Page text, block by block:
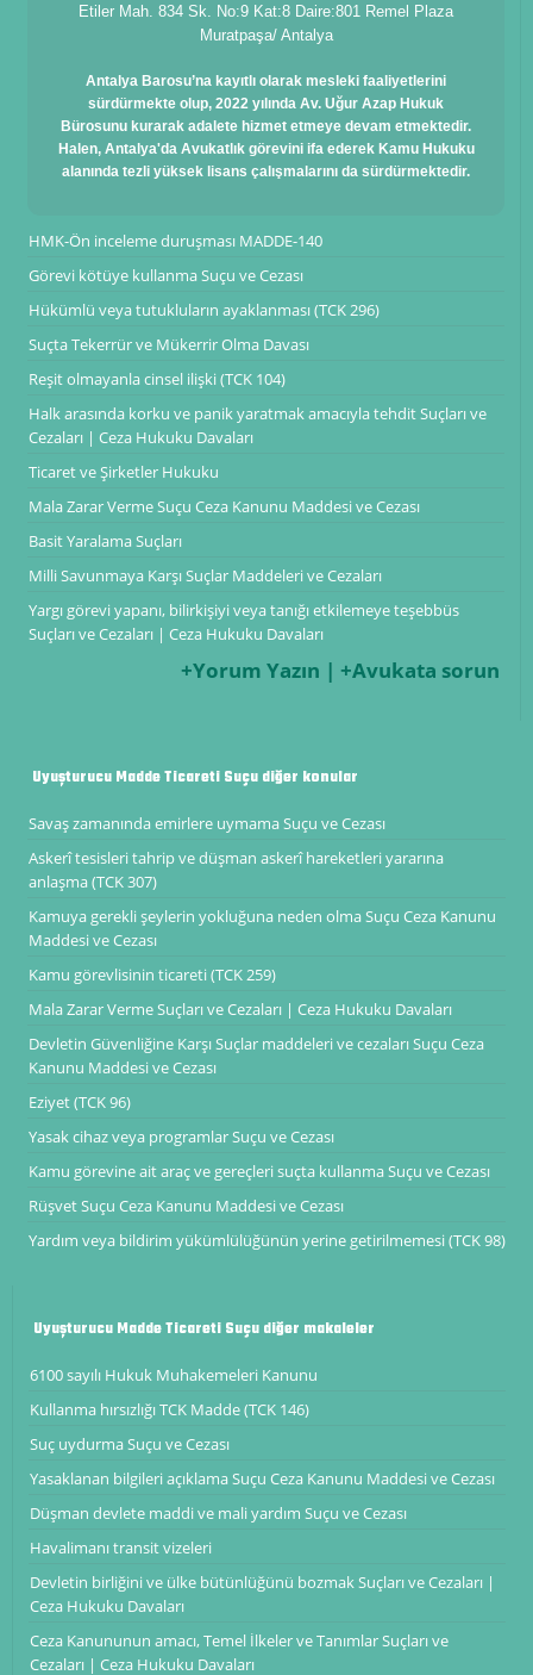
Etiler Mah. 834 Sk. No:9 Kat:8 Daire:801 Remel Plaza
Muratpaşa/ Antalya
Antalya Barosu’na kayıtlı olarak mesleki faaliyetlerini
sürdürmekte olup, 2022 yılında Av. Uğur Azap Hukuk
Bürosunu kurarak adalete hizmet etmeye devam etmektedir.
Halen, Antalya'da Avukatlık görevini ifa ederek Kamu Hukuku
alanında tezli yüksek lisans çalışmalarını da sürdürmektedir.
HMK-Ön inceleme duruşması ​MADDE-140
Görevi kötüye kullanma Suçu ve Cezası
Hükümlü veya tutukluların ayaklanması (TCK 296)
Suçta Tekerrür ve Mükerrir Olma Davası
Reşit olmayanla cinsel ilişki (TCK 104)
Halk arasında korku ve panik yaratmak amacıyla tehdit Suçları ve
Cezaları | Ceza Hukuku Davaları
Ticaret ve Şirketler Hukuku
Mala Zarar Verme Suçu Ceza Kanunu Maddesi ve Cezası
Basit Yaralama Suçları
Milli Savunmaya Karşı Suçlar Maddeleri ve Cezaları
Yargı görevi yapanı, bilirkişiyi veya tanığı etkilemeye teşebbüs
Suçları ve Cezaları | Ceza Hukuku Davaları
+Yorum Yazın | +Avukata sorun
Uyuşturucu Madde Ticareti Suçu diğer konular
Savaş zamanında emirlere uymama Suçu ve Cezası
Askerî tesisleri tahrip ve düşman askerî hareketleri yararına
anlaşma (TCK 307)
Kamuya gerekli şeylerin yokluğuna neden olma Suçu Ceza Kanunu
Maddesi ve Cezası
Kamu görevlisinin ticareti (TCK 259)
Mala Zarar Verme Suçları ve Cezaları | Ceza Hukuku Davaları
Devletin Güvenliğine Karşı Suçlar maddeleri ve cezaları Suçu Ceza
Kanunu Maddesi ve Cezası
Eziyet (TCK 96)
Yasak cihaz veya programlar Suçu ve Cezası
Kamu görevine ait araç ve gereçleri suçta kullanma Suçu ve Cezası
Rüşvet Suçu Ceza Kanunu Maddesi ve Cezası
Yardım veya bildirim yükümlülüğünün yerine getirilmemesi (TCK 98)
Uyuşturucu Madde Ticareti Suçu diğer makaleler
6100 sayılı Hukuk Muhakemeleri Kanunu
Kullanma hırsızlığı TCK Madde (TCK 146)
Suç uydurma Suçu ve Cezası
Yasaklanan bilgileri açıklama Suçu Ceza Kanunu Maddesi ve Cezası
Düşman devlete maddi ve mali yardım Suçu ve Cezası
Havalimanı transit vizeleri
Devletin birliğini ve ülke bütünlüğünü bozmak Suçları ve Cezaları |
Ceza Hukuku Davaları
Ceza Kanununun amacı, Temel İlkeler ve Tanımlar Suçları ve
Cezaları | Ceza Hukuku Davaları